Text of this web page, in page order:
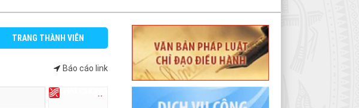
TRANG THÀNH VIÊN
Báo cáo link